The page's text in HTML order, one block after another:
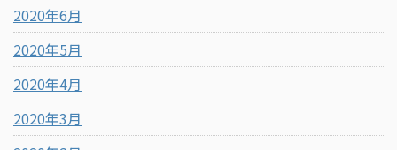
2020年6月
2020年5月
2020年4月
2020年3月